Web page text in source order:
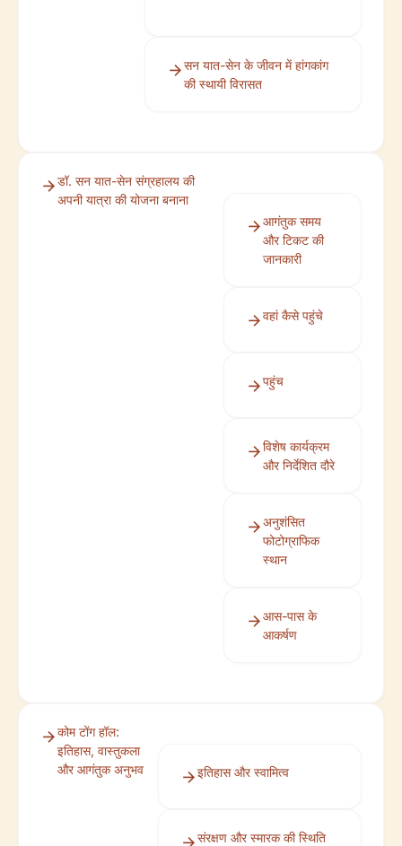
सन यात-सेन के जीवन में हांगकांग
की स्थायी विरासत
डॉ. सन यात-सेन संग्रहालय की
अपनी यात्रा की योजना बनाना
आगंतुक समय
और टिकट की
जानकारी
वहां कैसे पहुंचे
पहुंच
विशेष कार्यक्रम
और निर्देशित दौरे
अनुशंसित
फोटोग्राफिक
स्थान
आस-पास के
आकर्षण
कोम टोंग हॉल:
इतिहास, वास्तुकला
और आगंतुक अनुभव
इतिहास और स्वामित्व
संरक्षण और स्मारक की स्थिति